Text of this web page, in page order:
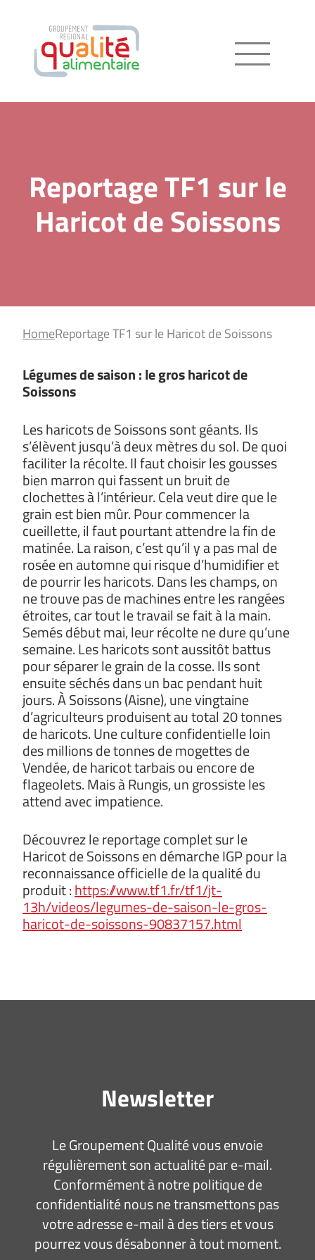
Menu
Reportage TF1 sur le
Haricot de Soissons
HomeReportage TF1 sur le Haricot de Soissons
Légumes de saison : le gros haricot de
Soissons
Les haricots de Soissons sont géants. Ils
s’élèvent jusqu’à deux mètres du sol. De quoi
faciliter la récolte. Il faut choisir les gousses
bien marron qui fassent un bruit de
clochettes à l’intérieur. Cela veut dire que le
grain est bien mûr. Pour commencer la
cueillette, il faut pourtant attendre la fin de
matinée. La raison, c’est qu’il y a pas mal de
rosée en automne qui risque d’humidifier et
de pourrir les haricots. Dans les champs, on
ne trouve pas de machines entre les rangées
étroites, car tout le travail se fait à la main.
Semés début mai, leur récolte ne dure qu’une
semaine. Les haricots sont aussitôt battus
pour séparer le grain de la cosse. Ils sont
ensuite séchés dans un bac pendant huit
jours. À Soissons (Aisne), une vingtaine
d’agriculteurs produisent au total 20 tonnes
de haricots. Une culture confidentielle loin
des millions de tonnes de mogettes de
Vendée, de haricot tarbais ou encore de
flageolets. Mais à Rungis, un grossiste les
attend avec impatience.
Découvrez le reportage complet sur le
Haricot de Soissons en démarche IGP pour la
reconnaissance officielle de la qualité du
produit :https://www.tf1.fr/tf1/jt-
13h/videos/legumes-de-saison-le-gros-
haricot-de-soissons-90837157.html
Newsletter
Le Groupement Qualité vous envoie
régulièrement son actualité par e-mail.
Conformément à notre politique de
confidentialité nous ne transmettons pas
votre adresse e-mail à des tiers et vous
pourrez vous désabonner à tout moment.